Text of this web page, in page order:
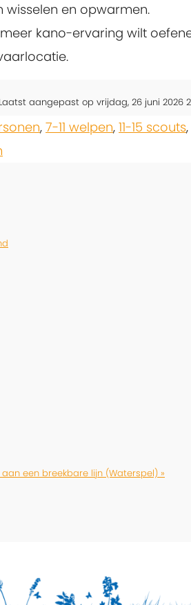
wisselen en opwarmen.
kano-ervaring wilt
Laatst aangepast op vrijdag, 26 juni 2026
, 7-11 welpen, 11-15 scouts,
aan een breekbare lijn (Waterspel) »